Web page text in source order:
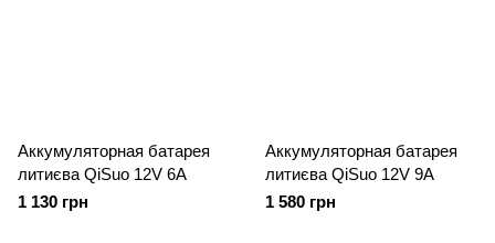
Аккумуляторная батарея
литиєва QiSuo 12V 6A
1 130 грн
Аккумуляторная батарея
литиєва QiSuo 12V 9A
1 580 грн